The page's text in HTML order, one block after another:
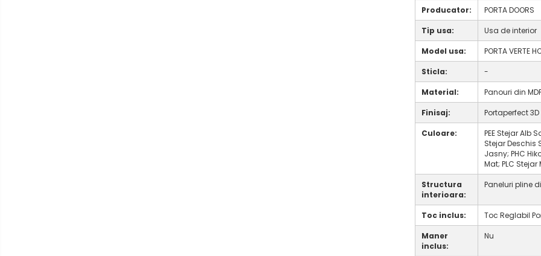
Producator:
PORTA DOORS
Tip usa:
Usa de interior
Model usa:
PORTA
Sticla:
-
Material:
Panouri din
Finisaj:
Portaperfect 3D
Culoare:
PEE Stejar Alb
Stejar Deschis
Jasny; PHC
Mat; PLC
Structura
interioara:
Paneluri pline
Toc inclus:
Toc Reglabil
Maner
inclus:
Nu